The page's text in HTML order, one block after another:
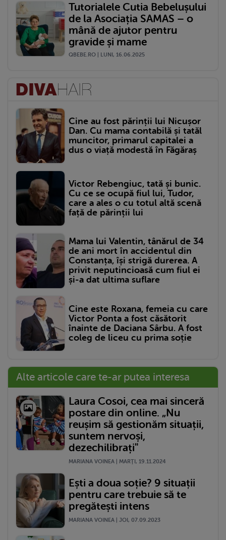
Tutorialele Cutia Bebelușului
de la Asociația SAMAS – o
mână de ajutor pentru
gravide și mame
QBEBE.RO | LUNI, 16.06.2025
Cine au fost părinții lui Nicușor
Dan. Cu mama contabilă și tatăl
muncitor, primarul capitalei a
dus o viață modestă în Făgăraș
Victor Rebengiuc, tată și bunic.
Cu ce se ocupă fiul lui, Tudor,
care a ales o cu totul altă scenă
față de părinții lui
Mama lui Valentin, tânărul de 34
de ani mort în accidentul din
Constanța, își strigă durerea. A
privit neputincioasă cum fiul ei
și-a dat ultima suflare
Cine este Roxana, femeia cu care
Victor Ponta a fost căsătorit
înainte de Daciana Sârbu. A fost
coleg de liceu cu prima soție
Alte articole care te-ar putea interesa
Laura Cosoi, cea mai sinceră
postare din online. „Nu
reușim să gestionăm situații,
suntem nervoși,
dezechilibrați"
MARIANA VOINEA | MARŢI, 19.11.2024
Ești a doua soție? 9 situații
pentru care trebuie să te
pregătești intens
MARIANA VOINEA | JOI, 07.09.2023